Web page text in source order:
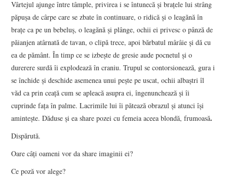
Vârtejul ajunge între tâmple, privirea i se întunecă şi braţele lui strâng
păpuşa de cârpe care se zbate în continuare, o ridică şi o leagănă în
braţe ca pe un bebeluş, o leagănă şi plânge, ochii ei privesc o pânză de
păianjen atârnată de tavan, o clipă trece, apoi bărbatul mârâie şi dă cu
ea de pământ. În timp ce se izbeşte de gresie aude pocnetul şi o
durerere surdă îi explodează în craniu. Trupul se contorsionează, gura i
se închide şi deschide asemenea unui peşte pe uscat, ochii albaştri îl
văd ca prin ceaţă cum se apleacă asupra ei, îngenunchează şi îi
cuprinde faţa în palme. Lacrimile lui îi pătează obrazul şi atunci îşi
aminteşte. Dăduse şi ea share pozei cu femeia aceea blondă, frumoasă.
Dispărută.
Oare câţi oameni vor da share imaginii ei?
Ce poză vor alege?